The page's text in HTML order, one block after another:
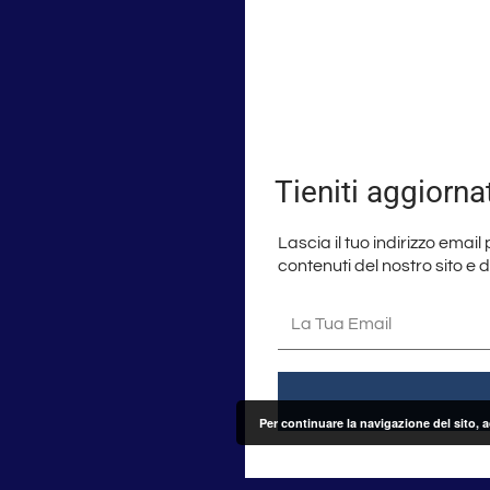
Tieniti
Lascia il tuo indirizzo
contenuti del nostro sito e
tua
email
Per continuare la navigazione del sito,